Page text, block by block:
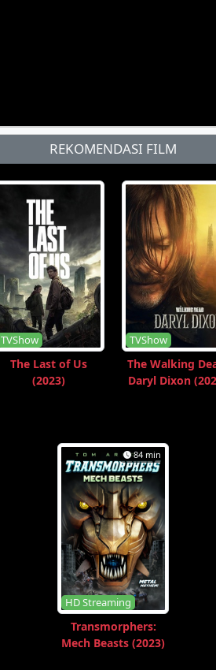
REKOMENDASI FILM
TVShow
The Last of Us
(2023)
TVShow
The Walking
Daryl Dixon
84 min
HD Streaming
Transmorphers:
Mech Beasts (2023)